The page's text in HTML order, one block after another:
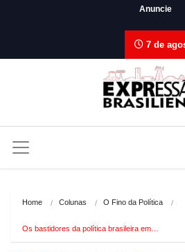
Anuncie
7 de
Home Colunas O Fino da Política
Os bastidores da política brasileira em…